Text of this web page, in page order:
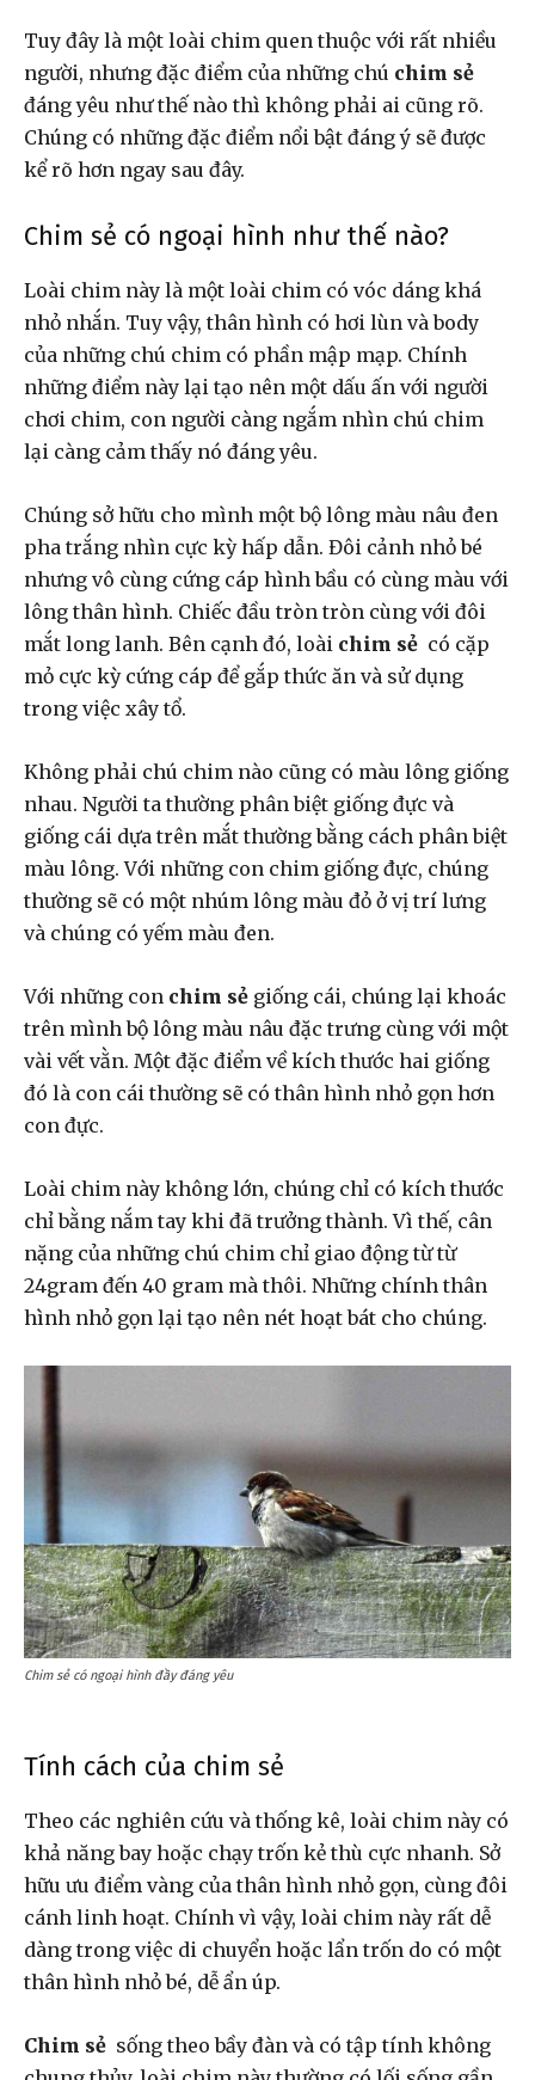
Tuy đây là một loài chim quen thuộc với rất nhiều
người, nhưng đặc điểm của những chú chim sẻ
đáng yêu như thế nào thì không phải ai cũng rõ.
Chúng có những đặc điểm nổi bật đáng ý sẽ được
kể rõ hơn ngay sau đây.
Chim sẻ có ngoại hình như thế nào?
Loài chim này là một loài chim có vóc dáng khá
nhỏ nhắn. Tuy vậy, thân hình có hơi lùn và body
của những chú chim có phần mập mạp. Chính
những điểm này lại tạo nên một dấu ấn với người
chơi chim, con người càng ngắm nhìn chú chim
lại càng cảm thấy nó đáng yêu.
Chúng sở hữu cho mình một bộ lông màu nâu đen
pha trắng nhìn cực kỳ hấp dẫn. Đôi cảnh nhỏ bé
nhưng vô cùng cứng cáp hình bầu có cùng màu với
lông thân hình. Chiếc đầu tròn tròn cùng với đôi
mắt long lanh. Bên cạnh đó, loài chim sẻ có cặp
mỏ cực kỳ cứng cáp để gắp thức ăn và sử dụng
trong việc xây tổ.
Không phải chú chim nào cũng có màu lông giống
nhau. Người ta thường phân biệt giống đực và
giống cái dựa trên mắt thường bằng cách phân biệt
màu lông. Với những con chim giống đực, chúng
thường sẽ có một nhúm lông màu đỏ ở vị trí lưng
và chúng có yếm màu đen.
Với những con chim sẻ giống cái, chúng lại khoác
trên mình bộ lông màu nâu đặc trưng cùng với một
vài vết vằn. Một đặc điểm về kích thước hai giống
đó là con cái thường sẽ có thân hình nhỏ gọn hơn
con đực.
Loài chim này không lớn, chúng chỉ có kích thước
chỉ bằng nắm tay khi đã trưởng thành. Vì thế, cân
nặng của những chú chim chỉ giao động từ từ
24gram đến 40 gram mà thôi. Những chính thân
hình nhỏ gọn lại tạo nên nét hoạt bát cho chúng.
Chim sẻ có ngoại hình đầy đáng yêu
Tính cách của chim sẻ
Theo các nghiên cứu và thống kê, loài chim này có
khả năng bay hoặc chạy trốn kẻ thù cực nhanh. Sở
hữu ưu điểm vàng của thân hình nhỏ gọn, cùng đôi
cánh linh hoạt. Chính vì vậy, loài chim này rất dễ
dàng trong việc di chuyển hoặc lẩn trốn do có một
thân hình nhỏ bé, dễ ẩn úp.
Chim sẻ sống theo bầy đàn và có tập tính không